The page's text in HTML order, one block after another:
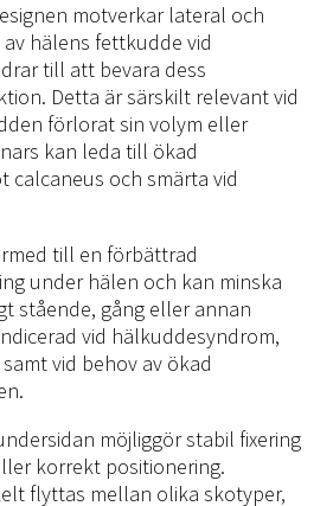
motverkar lateral och
hälens fettkudde vid
till att bevara dess
Detta är särskilt relevant vid
förlorat sin volym eller
kan leda till ökad
calcaneus och smärta vid
till en förbättrad
under hälen och kan minska
stående, gång eller annan
vid hälkuddesyndrom,
vid behov av ökad
möjliggör stabil fixering
korrekt positionering.
flyttas mellan olika skotyper,